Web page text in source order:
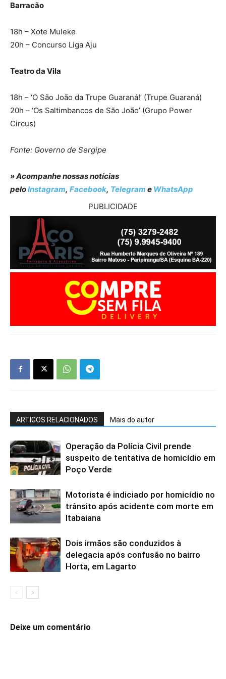
Barracão
18h – Xote Muleke
20h – Concurso Liga Aju
Teatro da Vila
18h – ‘O São João da Trupe Guaraná!’ (Trupe Guaraná)
20h – ‘Os Saltimbancos de São João’ (Grupo Power
Circus)
Fonte: Governo de Sergipe
» Acompanhe nossas notícias
peloInstagram, Facebook, Telegram e WhatsApp
PUBLICIDADE
ARTIGOS RELACIONADOS Mais do autor
Operação da Polícia Civil prende
suspeito de tentativa de homicídio em
Poço Verde
Motorista é indiciado por homicídio no
trânsito após acidente com morte em
Itabaiana
Dois irmãos são conduzidos à
delegacia após confusão no bairro
Horta, em Lagarto
Deixe um comentário